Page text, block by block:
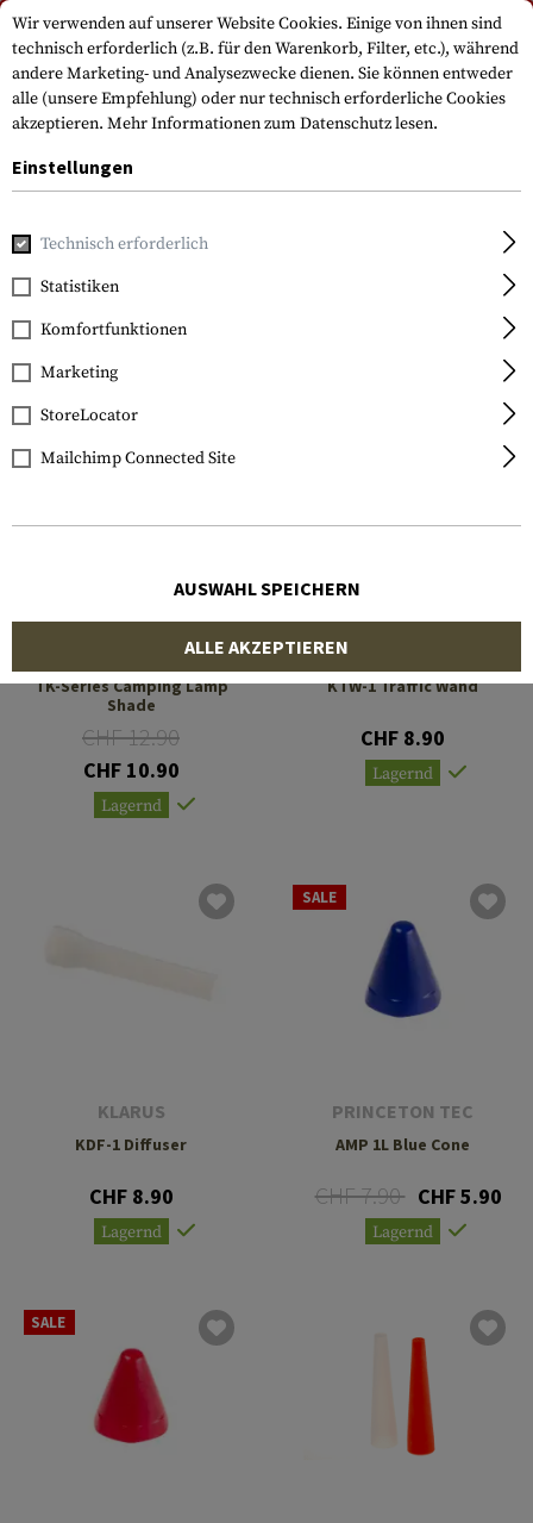
Bitte beachten Sie, dass die Lieferzeiten auf Grund eines Feiertags am
15.08.2026 abweichen können
Montagen & Zubehör
TK-Series Camping Lamp
Shade
CHF 12.90
CHF 10.90
Lagernd
KTW-1 Traffic Wand
CHF 8.90
Lagernd
KLARUS
KDF-1 Diffuser
CHF 8.90
Lagernd
SALE
PRINCETON TEC
AMP 1L Blue Cone
CHF 7.90 CHF 5.90
Lagernd
SALE
Wir verwenden auf unserer Website Cookies. Einige von ihnen sind
technisch erforderlich (z.B. für den Warenkorb, Filter, etc.), während
andere Marketing- und Analysezwecke dienen. Sie können entweder
alle (unsere Empfehlung) oder nur technisch erforderliche Cookies
akzeptieren. Mehr Informationen zum Datenschutz lesen.
Einstellungen
Technisch erforderlich
Statistiken
Komfortfunktionen
Marketing
StoreLocator
Mailchimp Connected Site
AUSWAHL SPEICHERN
ALLE AKZEPTIEREN